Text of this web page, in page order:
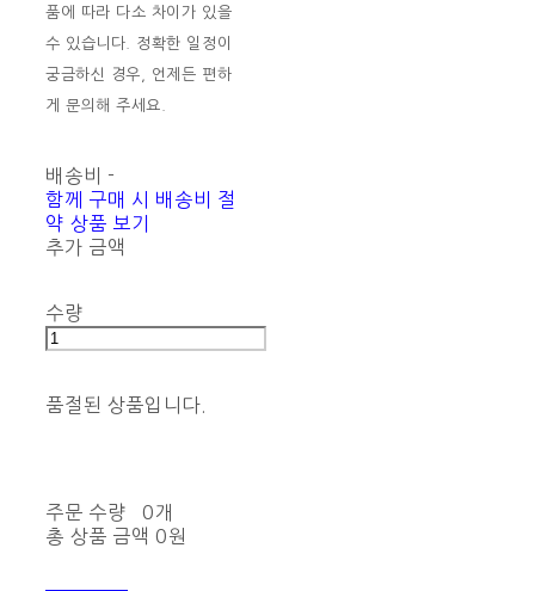
품에 따라 다소 차이가 있을
수 있습니다. 정확한 일정이
궁금하신 경우, 언제든 편하
게 문의해 주세요.
배송비 -
함께 구매 시 배송비 절
약 상품 보기
추가 금액
수량
품절된 상품입니다.
주문 수량
0개
총 상품 금액 0원